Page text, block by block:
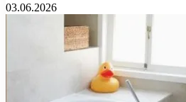
03.06.2026